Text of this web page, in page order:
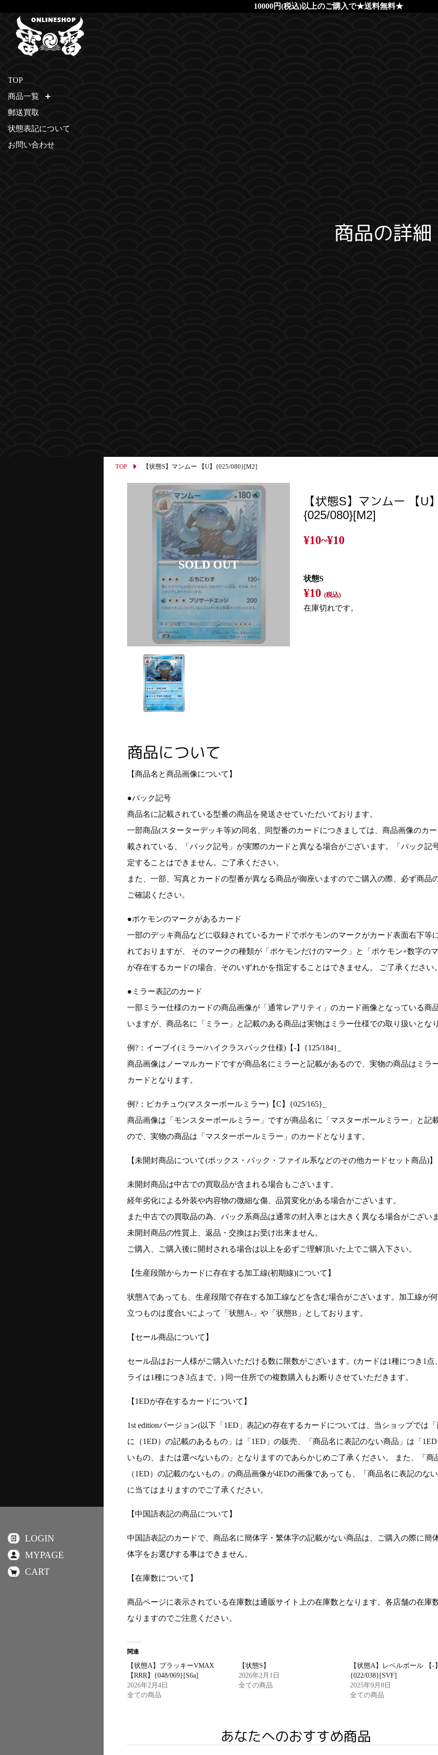
10000円(税込)以上のご購入で★送料無料★
商品の詳細
TOP 【状態S】マンムー 【U】{025/080}[M2]
【状態S】マンムー 【U】
{025/080}[M2]
¥10~¥10
状態S
¥10(税込)
在庫切れです。
商品について
【商品名と商品画像について】
●パック記号
商品名に記載されている型番の商品を発送させていただいております。
一部商品(スターターデッキ等)の同名、同型番のカードにつきましては、商品画像のカ
載されている、「パック記号」が実際のカードと異なる場合がございます。「パック記
定することはできません。ご了承ください。
また、一部、写真とカードの型番が異なる商品が御座いますのでご購入の際、必ず商品
ご確認ください。
●ポケモンのマークがあるカード
一部のデッキ商品などに収録されているカードでポケモンのマークがカード表面右下等
れておりますが、 そのマークの種類が「ポケモンだけのマーク」と「ポケモン+数字のマ
が存在するカードの場合、そのいずれかを指定することはできません。 ご了承ください
●ミラー表記のカード
一部ミラー仕様のカードの商品画像が「通常レアリティ」のカード画像となっている商
いますが、商品名に「ミラー」と記載のある商品は実物はミラー仕様での取り扱いとなり
例?：イーブイ(ミラー/ハイクラスパック仕様)【-】{125/184}_
商品画像はノーマルカードですが商品名にミラーと記載があるので、実物の商品はミラ
カードとなります。
例?：ピカチュウ(マスターボールミラー)【C】{025/165}_
商品画像は「モンスターボールミラー」ですが商品名に「マスターボールミラー」と記
ので、実物の商品は「マスターボールミラー」のカードとなります。
【未開封商品について(ボックス・パック・ファイル系などのその他カードセット商品)】
未開封商品は中古での買取品が含まれる場合もございます。
経年劣化による外装や内容物の微細な傷、品質変化がある場合がございます。
また中古での買取品の為、パック系商品は通常の封入率とは大きく異なる場合がございま
未開封商品の性質上、返品・交換はお受け出来ません。
ご購入、ご購入後に開封される場合は以上を必ずご理解頂いた上でご購入下さい。
【生産段階からカードに存在する加工線(初期線)について】
状態Aであっても、生産段階で存在する加工線などを含む場合がございます。加工線が何
立つものは度合いによって「状態A-」や「状態B」としております。
【セール商品について】
セール品はお一人様がご購入いただける数に限数がございます。(カードは1種につき1点
ライは1種につき3点まで。) 同一住所での複数購入もお断りさせていただきます。
【1EDが存在するカードについて】
1st editionバージョン(以下「1ED」表記)の存在するカードについては、当ショップでは「
に（1ED）の記載のあるもの」は「1ED」の販売、「商品名に表記のない商品」は「
いもの、または選べないもの」となりますのであらかじめご了承ください。 また、「商
（1ED）の記載のないもの」の商品画像が4EDの画像であっても、「商品名に表記のない
に当てはまりますのでご了承ください。
【中国語表記の商品について】
中国語表記のカードで、商品名に簡体字・繁体字の記載がない商品は、ご購入の際に簡
体字をお選びする事はできません。
【在庫数について】
商品ページに表示されている在庫数は通販サイト上の在庫数となります。各店舗の在庫
なりますのでご注意ください。
関連
【状態A】ブラッキーVMAX
【RRR】{048/069}[S6a]
2026年2月4日
全ての商品
【状態S】
2026年2月1日
全ての商品
【状態A】レベルボール 【-】
{022/038}[SVF]
2025年9月8日
全ての商品
あなたへのおすすめ商品
TOP
商品一覧
郵送買取
状態表記について
お問い合わせ
LOGIN
MYPAGE
CART